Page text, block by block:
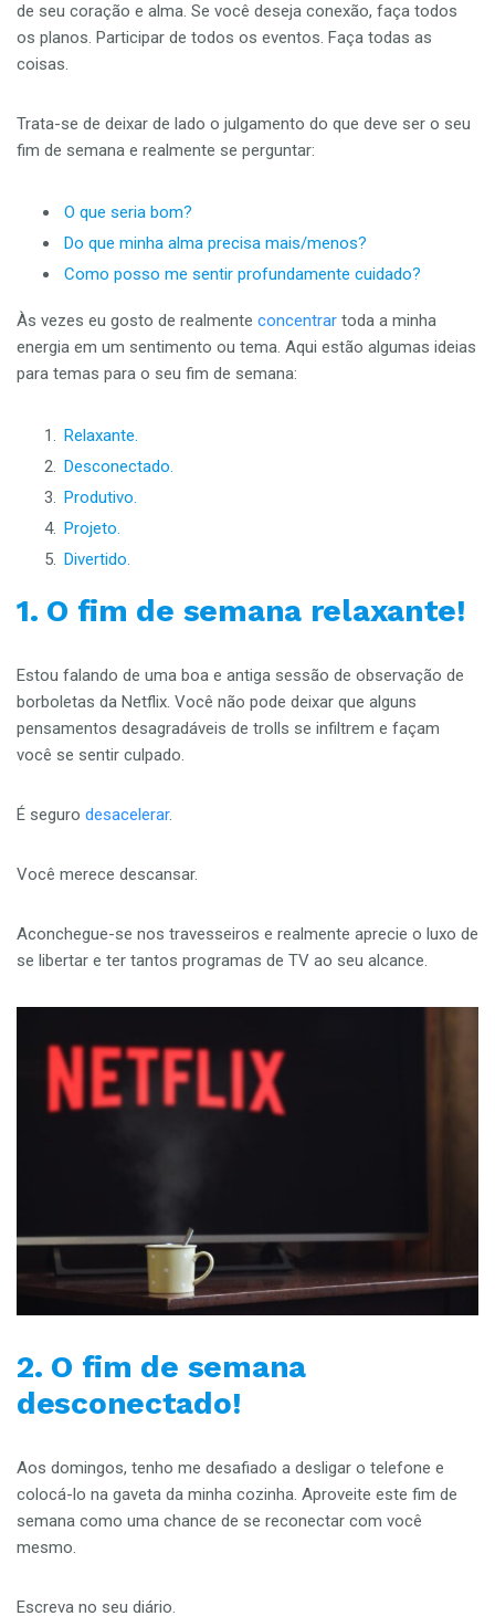
de seu coração e alma. Se você deseja conexão, faça todos
os planos. Participar de todos os eventos. Faça todas as
coisas.
Trata-se de deixar de lado o julgamento do que deve ser o seu
fim de semana e realmente se perguntar:
O que seria bom?
Do que minha alma precisa mais/menos?
Como posso me sentir profundamente cuidado?
Às vezes eu gosto de realmente concentrar toda a minha
energia em um sentimento ou tema. Aqui estão algumas ideias
para temas para o seu fim de semana:
Relaxante.
Desconectado.
Produtivo.
Projeto.
Divertido.
1. O fim de semana relaxante!
Estou falando de uma boa e antiga sessão de observação de
borboletas da Netflix. Você não pode deixar que alguns
pensamentos desagradáveis ​​de trolls se infiltrem e façam
você se sentir culpado.
É seguro desacelerar.
Você merece descansar.
Aconchegue-se nos travesseiros e realmente aprecie o luxo de
se libertar e ter tantos programas de TV ao seu alcance.
2. O fim de semana
desconectado!
Aos domingos, tenho me desafiado a desligar o telefone e
colocá-lo na gaveta da minha cozinha. Aproveite este fim de
semana como uma chance de se reconectar com você
mesmo.
Escreva no seu diário.